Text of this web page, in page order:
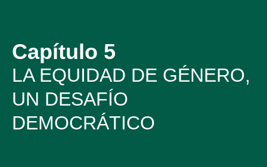
Capítulo 5
LA EQUIDAD DE GÉNERO,
UN DESAFÍO
DEMOCRÁTICO